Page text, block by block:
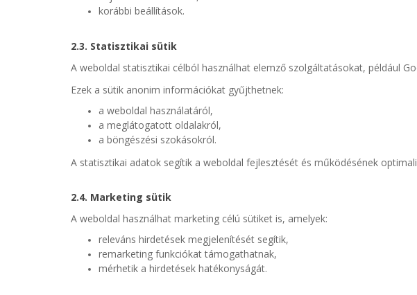
korábbi beállítások.
2.3. Statisztikai sütik
A weboldal statisztikai célból használhat elemző szolgáltatásokat, például
Ezek a sütik anonim információkat gyűjthetnek:
a weboldal használatáról,
a meglátogatott oldalakról,
a böngészési szokásokról.
A statisztikai adatok segítik a weboldal fejlesztését és működésének
2.4. Marketing sütik
A weboldal használhat marketing célú sütiket is, amelyek:
releváns hirdetések megjelenítését segítik,
remarketing funkciókat támogathatnak,
mérhetik a hirdetések hatékonyságát.